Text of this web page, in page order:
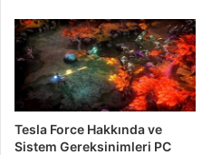
Tesla Force Hakkında ve
Sistem Gereksinimleri PC